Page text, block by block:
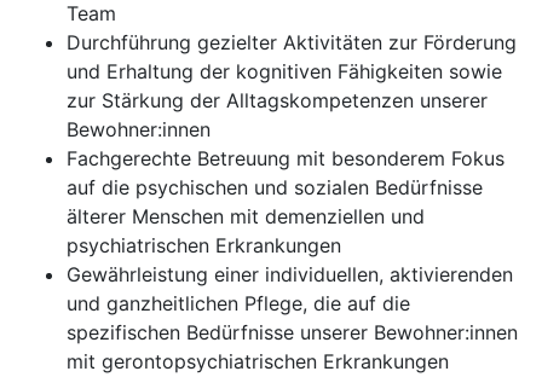
Team
Durchführung gezielter Aktivitäten zur Förderung
und Erhaltung der kognitiven Fähigkeiten sowie
zur Stärkung der Alltagskompetenzen unserer
Bewohner:innen
Fachgerechte Betreuung mit besonderem Fokus
auf die psychischen und sozialen Bedürfnisse
älterer Menschen mit demenziellen und
psychiatrischen Erkrankungen
Gewährleistung einer individuellen, aktivierenden
und ganzheitlichen Pflege, die auf die
spezifischen Bedürfnisse unserer Bewohner:innen
mit gerontopsychiatrischen Erkrankungen